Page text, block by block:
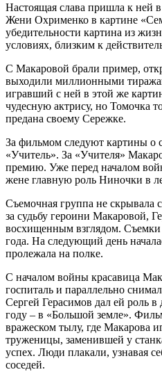
Настоящая слава пришла к ней
Жени Охрименко в картине
убедительности картина из
условиях, близким к
С Макаровой брали пример,
выходили миллионными
игравший с ней в этой же
чудесную актрису, но Томочка
предана своему Сережке.
За фильмом следуют картины о
«Учитель». За «Учителя»
премию. Уже перед началом
жене главную роль Ниночки в
Съемочная группа не скрывала
за судьбу героини Макаровой,
восхищенным взглядом.
года. На следующий день
пролежала на полке.
С началом войны красавица
госпиталь и параллельно
Сергей Герасимов дал ей роль
году – в «Большой земле».
вражеском тылу, где Макарова
труженицы, заменившей у
успех. Люди плакали, узнавая
соседей.